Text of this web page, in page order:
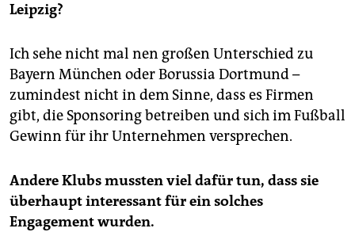
Leipzig?
Ich sehe nicht mal nen großen Unterschied zu
Bayern München oder Borussia Dortmund –
zumindest nicht in dem Sinne, dass es Firmen
gibt, die Sponsoring betreiben und sich im Fußball
Gewinn für ihr Unternehmen versprechen.
Andere Klubs mussten viel dafür tun, dass sie
überhaupt interessant für ein solches
Engagement wurden.